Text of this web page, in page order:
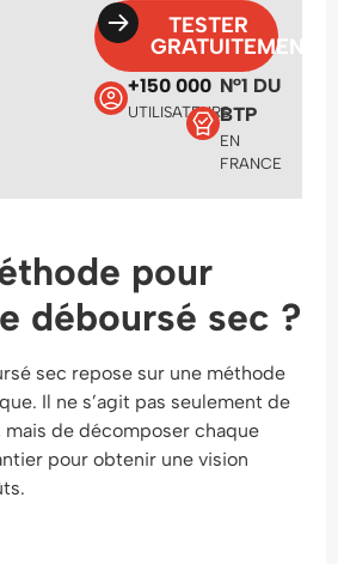
TESTER
GRATUITEMENT
+150 000
UTILISATEURS
N°1 DU
BTP
EN
FRANCE
pour
déboursé sec ?
sec repose sur une méthode
Il ne s’agit pas seulement de
de décomposer chaque
pour obtenir une vision